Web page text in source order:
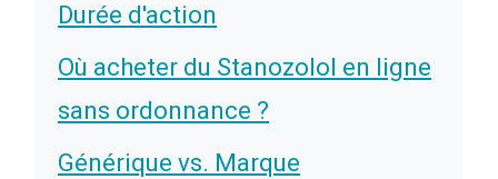
Durée d'action
Où acheter du Stanozolol en ligne
sans ordonnance ?
Générique vs. Marque